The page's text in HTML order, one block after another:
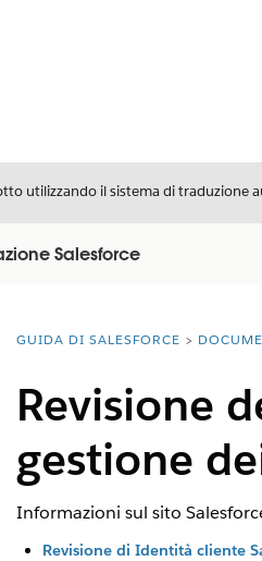
utilizzando il sistema di traduzione
Salesforce
sommario
Ti trovi qui:
GUIDA DI SALESFORCE
Revisione
gestione
Informazioni sul sito
Revisione di Identità cliente